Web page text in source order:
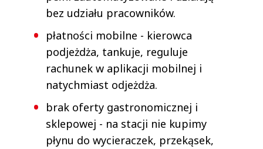
bez udziału pracowników.
płatności mobilne - kierowca
podjeżdża, tankuje, reguluje
rachunek w aplikacji mobilnej i
natychmiast odjeżdża.
brak oferty gastronomicznej i
sklepowej - na stacji nie kupimy
płynu do wycieraczek, przekąsek,